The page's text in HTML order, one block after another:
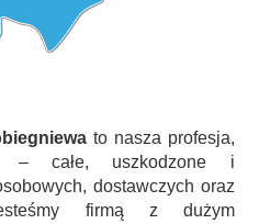
to nasza profesja,
– całe, uszkodzone i
dostawczych oraz
firmą z dużym